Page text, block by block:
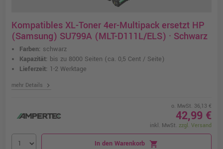
Kompatibles XL-Toner 4er-Multipack ersetzt HP
(Samsung) SU799A (MLT-D111L/ELS) · Schwarz
Farben: schwarz
Kapazität: bis zu 8000 Seiten (ca. 0,5 Cent / Seite)
Lieferzeit: 1-2 Werktage
mehr Details chevron_right
o. MwSt. 36,13 €
42,99 €
inkl. MwSt. zzgl. Versand
In den Warenkorb shopping_cart